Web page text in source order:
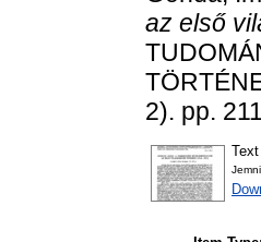
az első
2). pp.
Text